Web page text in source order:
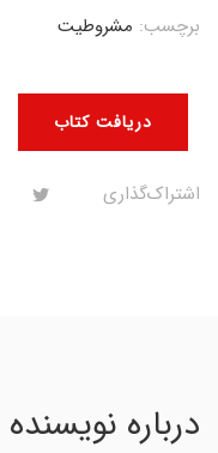
دریافت کتاب
برچسب: مشروطیت
اشتراک‌گذاری
درباره نویسنده